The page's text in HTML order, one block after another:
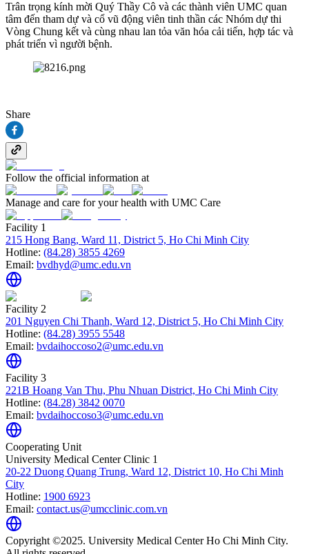
Trân trọng kính mời Quý Thầy Cô và các thành viên UMC quan
tâm đến tham dự và cổ vũ động viên tinh thần các Nhóm dự thi
Vòng Chung kết và cùng nhau lan tỏa văn hóa cải tiến, hợp tác và
phát triển vì người bệnh.
Share
Follow the official information at
Manage and care for your health with UMC Care
Facility 1
215 Hong Bang, Ward 11, District 5, Ho Chi Minh City
Hotline: (84.28) 3855 4269
Email: bvdhyd@umc.edu.vn
Facility 2
201 Nguyen Chi Thanh, Ward 12, District 5, Ho Chi Minh City
Hotline: (84.28) 3955 5548
Email: bvdaihoccoso2@umc.edu.vn
Facility 3
221B Hoang Van Thu, Phu Nhuan District, Ho Chi Minh City
Hotline: (84.28) 3842 0070
Email: bvdaihoccoso3@umc.edu.vn
Cooperating Unit
University Medical Center Clinic 1
20-22 Duong Quang Trung, Ward 12, District 10, Ho Chi Minh
City
Hotline: 1900 6923
Email: contact.us@umcclinic.com.vn
Copyright ©2025. University Medical Center Ho Chi Minh City.